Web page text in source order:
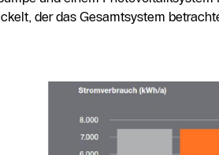
der das Gesamtsystem